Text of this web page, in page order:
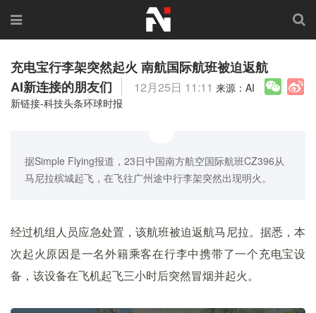
充电宝行李架突然起火 南航国际航班被迫返航
AI新连接的朋友们
12月25日 11:11 来源：AI
新链接-科技头条环球时报
据Simple Flying报道，23日中国南方航空国际航班CZ396从
马尼拉槟城起飞，在飞往广州途中行李架突然出现明火。
经过机组人员应急处置，该航班被迫返航马尼拉。据悉，本
次起火原因是一名外籍乘客在行李中携带了一个充电宝设
备，该设备在飞机起飞三小时后突然冒烟并起火。